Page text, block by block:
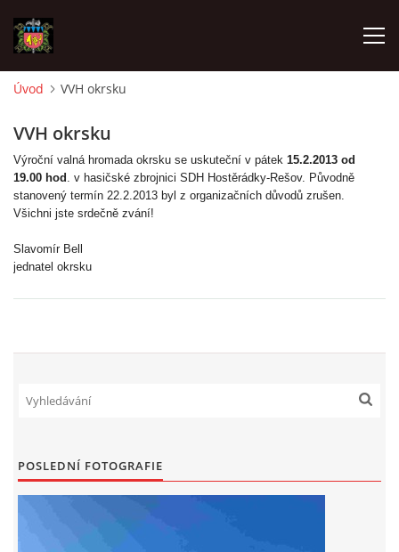
O SBORU
POZVÁNKY
CO SE DĚLO?
Úvod VVH okrsku
VVH okrsku
Výroční valná hromada okrsku se uskuteční v pátek 15.2.2013 od
19.00 hod . v hasičské zbrojnici SDH Hostěrádky-Rešov. Původně
stanovený termín 22.2.2013 byl z organizačních důvodů zrušen.
Všichni jste srdečně zvání!
Slavomír Bell
jednatel okrsku
POSLEDNÍ FOTOGRAFIE